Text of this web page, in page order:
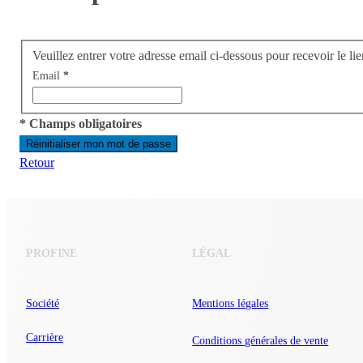
Veuillez entrer votre adresse email ci-dessous pour recevoir le
Email
* Champs obligatoires
Réinitialiser mon mot de passe
Retour
PROFINE
Société
Carrière
LÉGAL
Mentions légales
Conditions générales de vente